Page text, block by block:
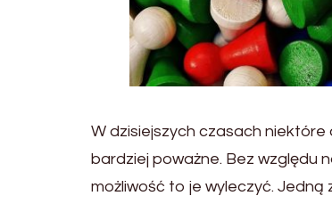
W dzisiejszych czasach niektóre
bardziej poważne. Bez względu
możliwość to je wyleczyć.